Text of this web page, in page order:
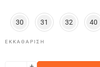
30 31 32 40
ΕΚΚΑΘΆΡΙΣΗ